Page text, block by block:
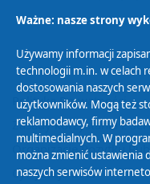
Polityka Prywatności
Zasady korzystania z
Organizacje Pożytku
Cyfryzacja DAB+
Ważne: nasze strony
Używamy informacji
technologii m.in. w celach
dostosowania naszych
użytkowników. Mogą też
reklamodawcy, firmy
multimedialnych. W
można zmienić ustawienia
naszych serwisów